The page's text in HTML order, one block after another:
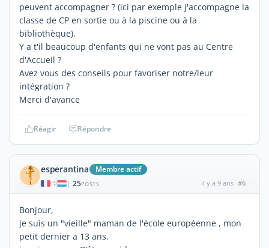
peuvent accompagner ? (ici par exemple j'accompagne la
classe de CP en sortie ou à la piscine ou à la
bibliothèque).
Y a t'il beaucoup d'enfants qui ne vont pas au Centre
d'Accueil ?
Avez vous des conseils pour favoriser notre/leur
intégration ?
Merci d'avance
Réagir Répondre
esperantina Membre actif
| 25POSTS il y a 9 ans #6
Bonjour,
je suis un "vieille" maman de l'école européenne , mon
petit dernier a 13 ans.